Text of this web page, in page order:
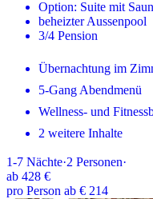
Option: Suite mit
beheizter Aussenpool
3/4 Pension
Übernachtung im
5-Gang Abendmenü
Wellness- und
2 weitere Inhalte
1-7 Nächte·2 Personen·
ab 428 €
pro Person ab € 214